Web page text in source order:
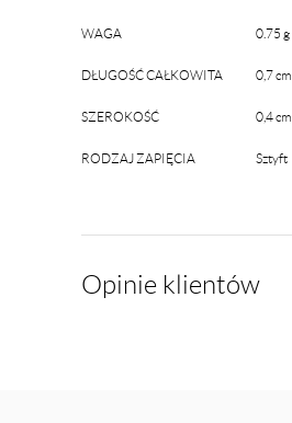
WAGA 0.75 g
DŁUGOŚĆ CAŁKOWITA 0,7 cm
SZEROKOŚĆ 0,4 cm
RODZAJ ZAPIĘCIA Sztyft
Opinie klientów